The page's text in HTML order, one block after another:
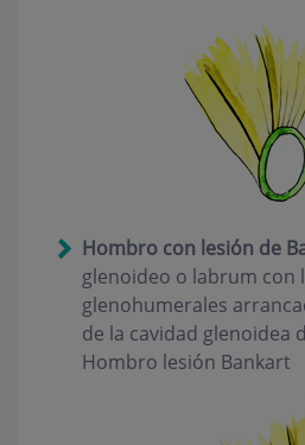
Hombro con lesión de
glenoideo o labrum con
glenohumerales
de la cavidad glenoidea
Hombro lesión Bankart